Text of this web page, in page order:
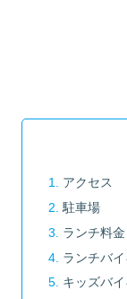
アクセス
駐車場
ランチ料
ランチバ
キッズバ